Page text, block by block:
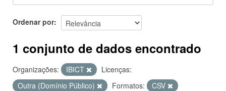
Ordenar por
1 conjunto de dados encontrado
Organizações: IBICT
Licenças:
Outra (Domínio Público)
Formatos:
CSV